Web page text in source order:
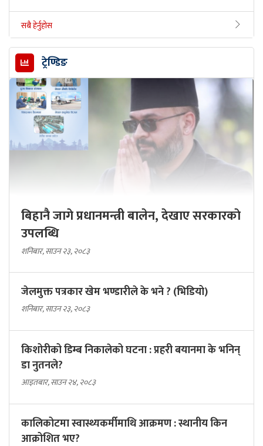
सबै हेर्नुहोस
ट्रेण्डिङ
बिहानै जागे प्रधानमन्त्री बालेन, देखाए सरकारकाे
उपलब्धि
शनिबार, साउन २३, २०८३
जेलमुक्त पत्रकार खेम भण्डारीले के भने ? (भिडियो)
शनिबार, साउन २३, २०८३
किशोरीको डिम्ब निकालेको घटना : प्रहरी बयानमा के भनिन्
डा नुतनले?
आइतबार, साउन २४, २०८३
कालिकोटमा स्वास्थ्यकर्मीमाथि आक्रमण : स्थानीय किन
आक्रोशित भए?